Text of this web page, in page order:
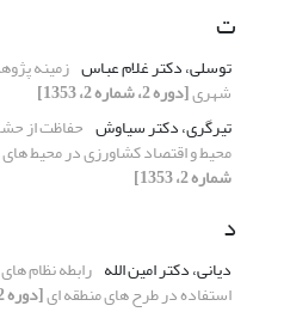
ت
توسلی، دکتر غلام عباس زمینه
شهری[دوره 2، شماره 2، 1353]
تیرگری، دکتر سیاوش حفاظت از
محیط و اقتصاد کشاورزی در محیط
شماره 2، 1353]
د
دیانی، دکتر امین الله رابطه نظام
استفاده در طرح های منطقه ای[دوره 2، شماره 2، 1353]